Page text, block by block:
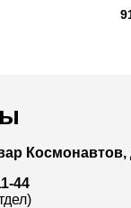
Космонавтов,
44